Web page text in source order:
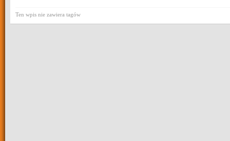
Ten wpis nie zawiera tagów